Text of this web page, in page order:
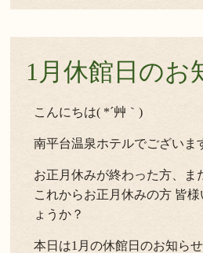
1月休館日のお
こんにちは( *´艸｀)
南平台温泉ホテルでございま
お正月休みが終わった方、ま
これからお正月休みの方 皆
ょうか？
本日は1月の休館日のお知ら